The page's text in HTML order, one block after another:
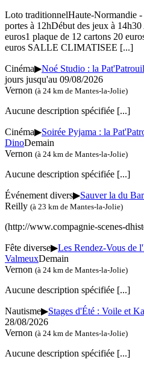
Loto traditionnelHaute-Normandie
portes à 12hDébut des jeux à
euros1 plaque de 12 cartons 20
euros SALLE CLIMATISEE [...]
Cinéma▶Noé Studio : la
jours jusqu'au 09/08/2026
Vernon (à 24 km de Mantes-la-Jolie)
Aucune description spécifiée [...]
Cinéma▶Soirée Pyjama : la
DinoDemain
Vernon (à 24 km de Mantes-la-Jolie)
Aucune description spécifiée [...]
Événement divers▶Sauver la du
Reilly (à 23 km de Mantes-la-Jolie)
(http://www.compagnie-scenes-
Fête diverse▶Les Rendez-Vous de
ValmeuxDemain
Vernon (à 24 km de Mantes-la-Jolie)
Aucune description spécifiée [...]
Nautisme▶Stages d'Été : Voile et
28/08/2026
Vernon (à 24 km de Mantes-la-Jolie)
Aucune description spécifiée [...]